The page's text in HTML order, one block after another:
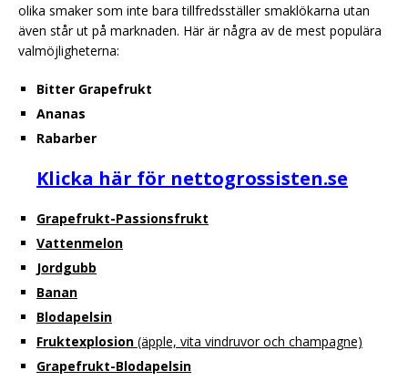
olika smaker som inte bara tillfredsställer smaklökarna utan
även står ut på marknaden. Här är några av de mest populära
valmöjligheterna:
Bitter Grapefrukt
Ananas
Rabarber
Klicka här för nettogrossisten.se
Grapefrukt-Passionsfrukt
Vattenmelon
Jordgubb
Banan
Blodapelsin
Fruktexplosion (äpple, vita vindruvor och champagne)
Grapefrukt-Blodapelsin